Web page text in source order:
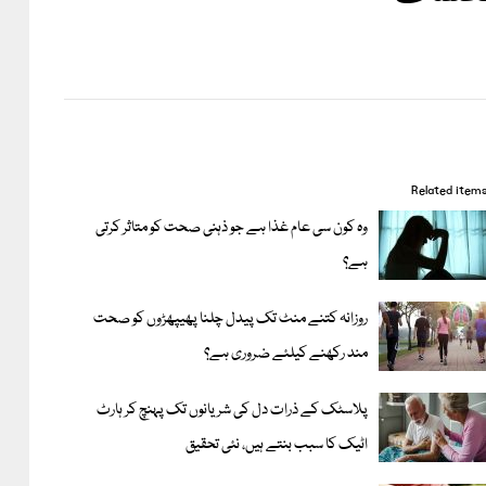
Related items
وہ کون سی عام غذا ہے جو ذہنی صحت کو متاثر کرتی
ہے؟
روزانہ کتنے منٹ تک پیدل چلنا پھیپھڑوں کو صحت
مند رکھنے کیلئے ضروری ہے؟
پلاسٹک کے ذرات دل کی شریانوں تک پہنچ کر ہارٹ
اٹیک کا سبب بنتے ہیں، نئی تحقیق